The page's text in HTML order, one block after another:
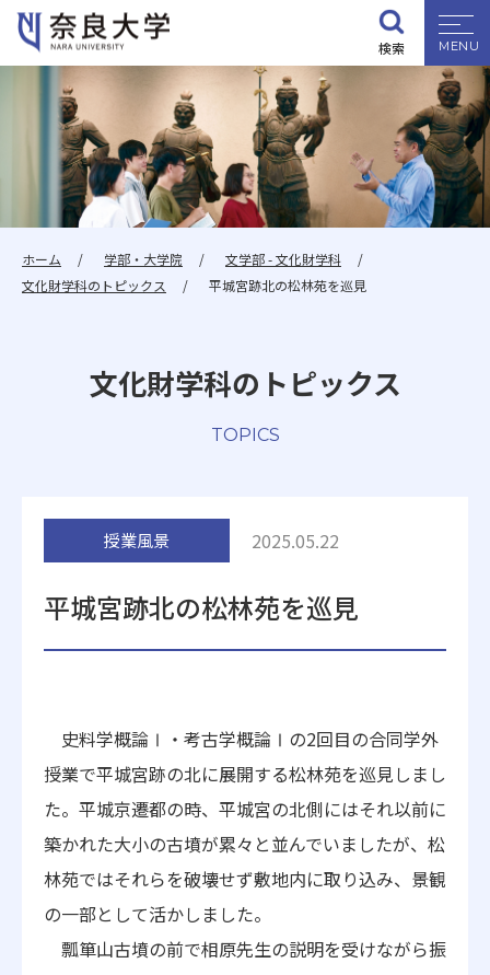
検索
大学紹介
学部・大学院
就職・資格
附属施設
受験生の方へ 在学生の方へ
ホーム 学部・大学院
文学部 - 文化財学科
文化財学科のトピックス
平城宮跡北の松林苑を巡見
文化財学科のトピックス
TOPICS
授業風景 2025.05.22
平城宮跡北の松林苑を巡見
史料学概論Ⅰ・考古学概論Ⅰの2回目の合同学外
授業で平城宮跡の北に展開する松林苑を巡見しまし
た。平城京遷都の時、平城宮の北側にはそれ以前に
築かれた大小の古墳が累々と並んでいましたが、松
林苑ではそれらを破壊せず敷地内に取り込み、景観
の一部として活かしました。
瓢箪山古墳の前で相原先生の説明を受けながら振